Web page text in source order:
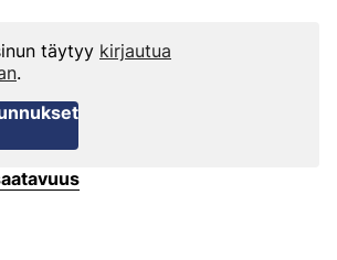
täytyy kirjautua
.